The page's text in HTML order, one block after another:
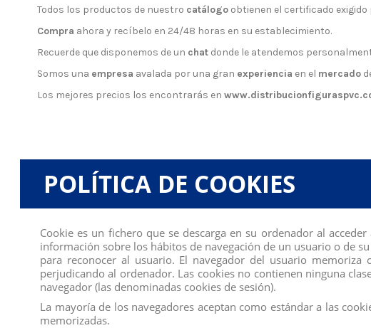
Todos los productos de nuestro catálogo obtienen el certificado exigido
Compra ahora y recíbelo en 24/48 horas en su establecimiento.
Recuerde que disponemos de un chat donde le atendemos
Somos una empresa avalada por una gran experiencia en el mercado
Los mejores precios los encontrarás en
Comentarios (0)
Los clientes que adquirieron este producto también
POLÍTICA DE COOKIES
Cookie es un fichero que se descarga en su ordenador al
información sobre los hábitos de navegación de un usuario o de
para reconocer al usuario. El navegador del usuario
perjudicando al ordenador. Las cookies no contienen ninguna
navegador (las denominadas cookies de sesión).
La mayoría de los navegadores aceptan como estándar a las
memorizadas.